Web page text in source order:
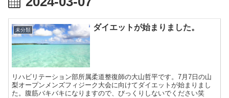
未分類 ダイエットが始まりました。
リハビリテーション部所属柔道整復師の大山哲平です。7月7日の山
梨オープンメンズフィジーク大会に向けてダイエットが始まりまし
た。腹筋バキバキになりますので、びっくりしないでください笑